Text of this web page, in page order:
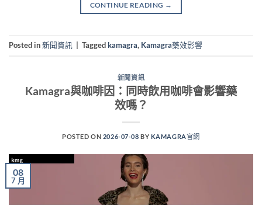
CONTINUE READING →
Posted in新聞資訊 Taggedkamagra, Kamagra藥效影響
新聞資訊
Kamagra與咖啡因：同時飲用咖啡會影響藥
效嗎？
POSTED ON 2026-07-08 BY KAMAGRA官網
08
7 月